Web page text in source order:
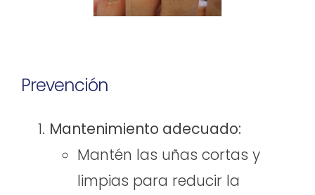
Prevención
Mantenimiento adecuado:
Mantén las uñas cortas y
limpias para reducir la